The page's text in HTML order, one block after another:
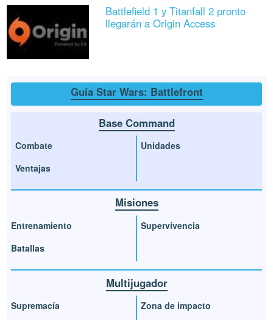
Battlefield 1 y Titanfall 2 pronto
llegarán a Origin Access
Guía Star Wars: Battlefront
Base Command
Combate
Ventajas
Unidades
Misiones
Entrenamiento
Batallas
Supervivencia
Multijugador
Supremacía
Zona de impacto